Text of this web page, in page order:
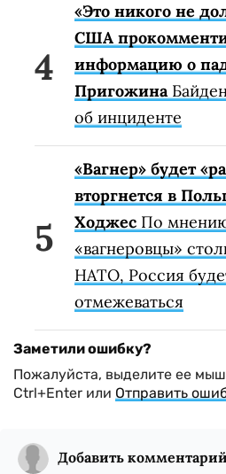
«Это никого не
США
информацию о
Пригожина
об инциденте
«Вагнер» будет
вторгнется в
Ходжес По
«вагнеровцы»
НАТО, Россия
отмежеваться
Заметили ошибку?
Пожалуйста, выделите ее
Ctrl+Enter или Отправить
Добавить комментарий